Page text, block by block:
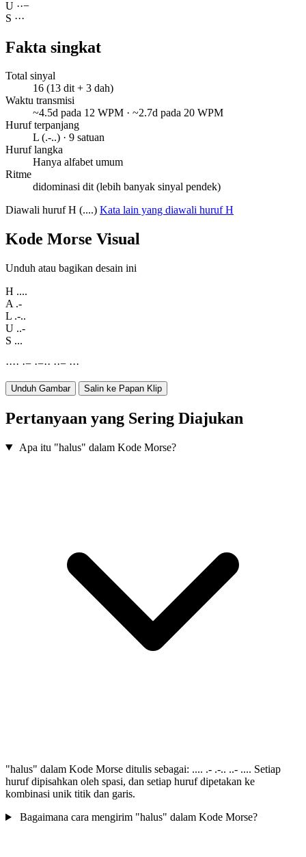
U ··−
S ···
Fakta singkat
Total sinyal
16 (13 dit + 3 dah)
Waktu transmisi
~4.5d pada 12 WPM · ~2.7d pada 20 WPM
Huruf terpanjang
L (.-..) · 9 satuan
Huruf langka
Hanya alfabet umum
Ritme
didominasi dit (lebih banyak sinyal pendek)
Diawali huruf H (....) Kata lain yang diawali huruf H
Kode Morse Visual
Unduh atau bagikan desain ini
H ....
A .-
L .-..
U ..-
S ...
···· ·− ·−·· ··− ···
Unduh Gambar Salin ke Papan Klip
Pertanyaan yang Sering Diajukan
Apa itu "halus" dalam Kode Morse?
"halus" dalam Kode Morse ditulis sebagai: .... .- .-.. ..- .... Setiap
huruf dipisahkan oleh spasi, dan setiap huruf dipetakan ke
kombinasi unik titik dan garis.
Bagaimana cara mengirim "halus" dalam Kode Morse?